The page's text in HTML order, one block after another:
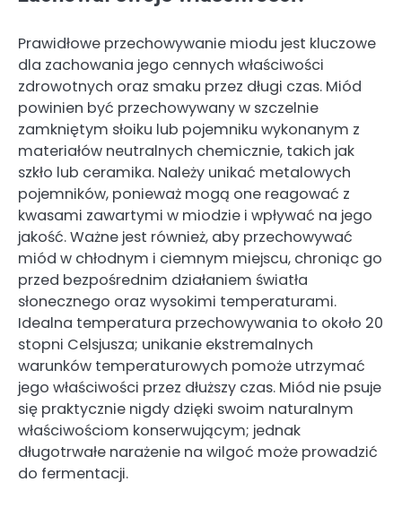
Prawidłowe przechowywanie miodu jest kluczowe
dla zachowania jego cennych właściwości
zdrowotnych oraz smaku przez długi czas. Miód
powinien być przechowywany w szczelnie
zamkniętym słoiku lub pojemniku wykonanym z
materiałów neutralnych chemicznie, takich jak
szkło lub ceramika. Należy unikać metalowych
pojemników, ponieważ mogą one reagować z
kwasami zawartymi w miodzie i wpływać na jego
jakość. Ważne jest również, aby przechowywać
miód w chłodnym i ciemnym miejscu, chroniąc go
przed bezpośrednim działaniem światła
słonecznego oraz wysokimi temperaturami.
Idealna temperatura przechowywania to około 20
stopni Celsjusza; unikanie ekstremalnych
warunków temperaturowych pomoże utrzymać
jego właściwości przez dłuższy czas. Miód nie psuje
się praktycznie nigdy dzięki swoim naturalnym
właściwościom konserwującym; jednak
długotrwałe narażenie na wilgoć może prowadzić
do fermentacji.